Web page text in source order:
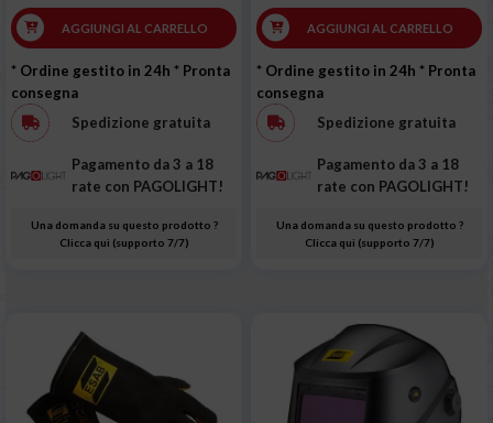
AGGIUNGI AL CARRELLO
* Ordine gestito in 24h * Pronta
consegna
Spedizione gratuita
Pagamento da 3 a 18
rate con PAGOLIGHT!
Una domanda su questo prodotto ?
Clicca qui (supporto 7/7)
AGGIUNGI AL CARRELLO
* Ordine gestito in 24h * Pronta
consegna
Spedizione gratuita
Pagamento da 3 a 18
rate con PAGOLIGHT!
Una domanda su questo prodotto ?
Clicca qui (supporto 7/7)